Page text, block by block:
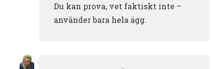
Du kan prova, vet faktiskt inte –
använder bara hela ägg.